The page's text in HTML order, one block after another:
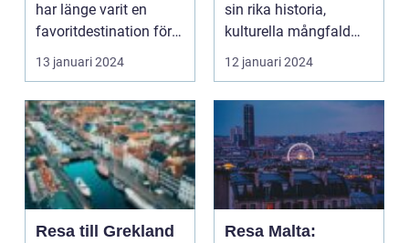
har länge varit en
favoritdestination för
resenärer frå...
13 januari 2024
sin rika historia,
kulturella mångfald
och natursköna la...
12 januari 2024
Resa till Grekland
Resa Malta: